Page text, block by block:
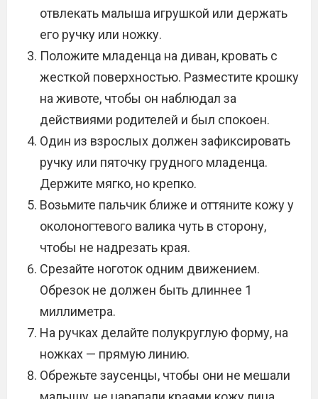
отвлекать малыша игрушкой или держать
его ручку или ножку.
Положите младенца на диван, кровать с
жесткой поверхностью. Разместите крошку
на животе, чтобы он наблюдал за
действиями родителей и был спокоен.
Один из взрослых должен зафиксировать
ручку или пяточку грудного младенца.
Держите мягко, но крепко.
Возьмите пальчик ближе и оттяните кожу у
околоногтевого валика чуть в сторону,
чтобы не надрезать края.
Срезайте ноготок одним движением.
Обрезок не должен быть длиннее 1
миллиметра.
На ручках делайте полукруглую форму, на
ножках — прямую линию.
Обрежьте заусенцы, чтобы они не мешали